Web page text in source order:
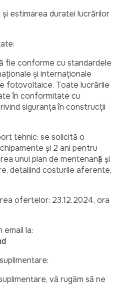
estimarea duratei lucrărilor
fie conforme cu standardele
și internaționale
fotovoltaice. Toate lucrările
în conformitate cu
siguranța în construcții
tehnic: se solicită o
și 2 ani pentru
unui plan de mentenanță și
detaliind costurile aferente,
ofertelor: 23.12.2024, ora
la:
vă rugăm să ne